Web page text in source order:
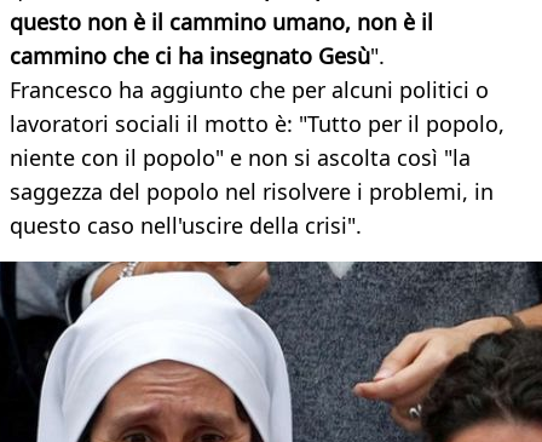
questo non è il cammino umano, non è il
cammino che ci ha insegnato Gesù".
Francesco ha aggiunto che per alcuni politici o
lavoratori sociali il motto è: "Tutto per il popolo,
niente con il popolo" e non si ascolta così "la
saggezza del popolo nel risolvere i problemi, in
questo caso nell'uscire della crisi".